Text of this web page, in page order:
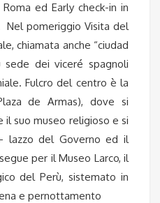
ed Early check-in in
pomeriggio Visita del
chiamata anche “ciudad
dei viceré spagnoli
Fulcro del centro è la
de Armas), dove si
suo museo religioso e si
lazzo del Governo ed il
per il Museo Larco, il
del Perù, sistemato in
e pernottamento